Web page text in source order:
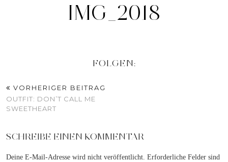
IMG_2018
FOLGEN:
VORHERIGER BEITRAG
OUTFIT: DON’T CALL ME
SWEETHEART
SCHREIBE EINEN KOMMENTAR
Deine E-Mail-Adresse wird nicht veröffentlicht. Erforderliche Felder sind